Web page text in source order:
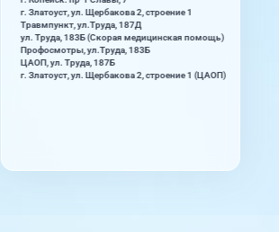
г. Златоуст, ул. Щербакова 2, строение 1
Травмпункт, ул.Труда, 187Д
ул. Труда, 183Б (Скорая медицинская помощь)
Профосмотры, ул.Труда, 183Б
ЦАОП, ул. Труда, 187Б
г. Златоуст, ул. Щербакова 2, строение 1 (ЦАОП)